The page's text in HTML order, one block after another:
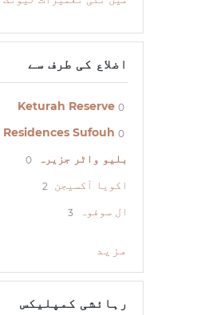
اضلاع کی طرف سے
Keturah Reserve 0
Sufouh 0
بلیو واٹر جزیرہ 0
اکویا آکسیجن 2
ال سوفوہ 3
مزید
رہائشی کمپلیکس